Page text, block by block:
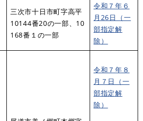
三次市十日市町字高平
10144番20の一部、10
168番１の一部
令和７年６
月26日（一
部指定解
除）
令和７年８
月７日（一
部指定解
除）